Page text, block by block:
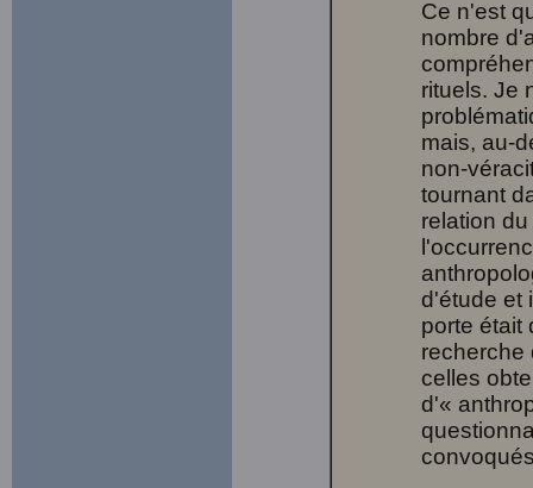
Ce n'est
nombre
rituels. Je
mais, au-
non-
tournant
relation
d'étude et
porte était
recherche
celles
d'«